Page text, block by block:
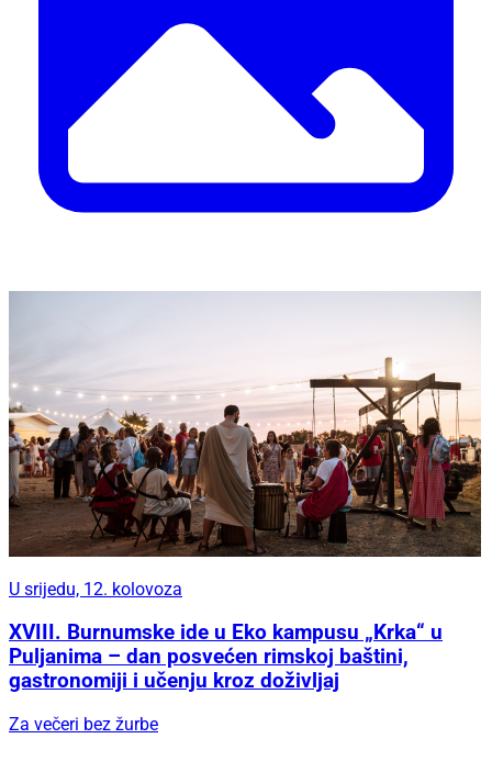
U srijedu, 12. kolovoza
XVIII. Burnumske ide u Eko kampusu „Krka“ u
Puljanima – dan posvećen rimskoj baštini,
gastronomiji i učenju kroz doživljaj
Za večeri bez žurbe